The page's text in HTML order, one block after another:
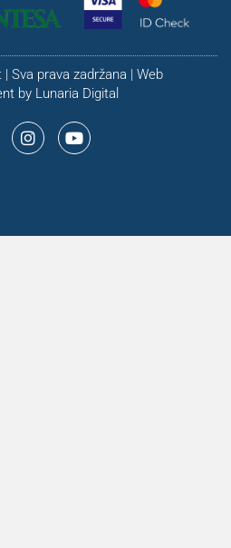
Sva prava zadržana | Web
by Lunaria Digital